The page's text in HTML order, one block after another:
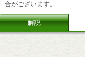
合がございます。
解説